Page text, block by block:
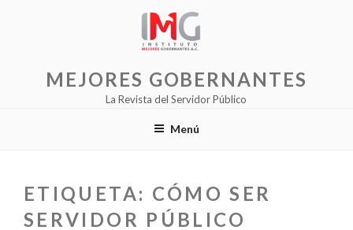
MEJORES GOBERNANTES
La Revista del Servidor Público
Menú
ETIQUETA: CÓMO SER
SERVIDOR PÚBLICO